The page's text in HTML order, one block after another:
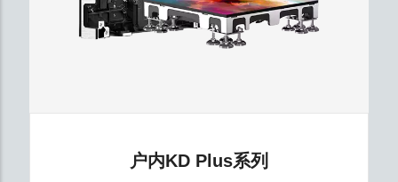
户内KD Plus系列